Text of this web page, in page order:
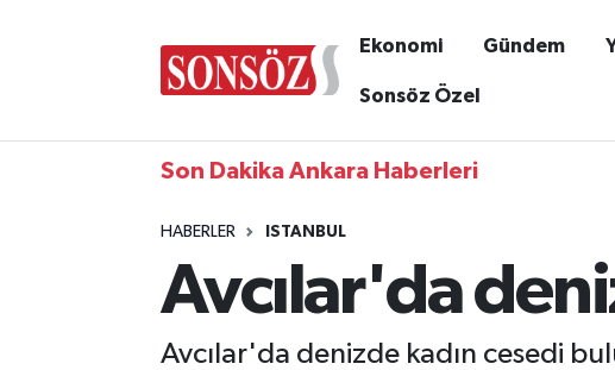
Ekonomi Gündem
Sonsöz Özel
Son Dakika Ankara Haberleri
HABERLER ISTANBUL
Avcılar'da
Avcılar'da denizde kadın cesedi